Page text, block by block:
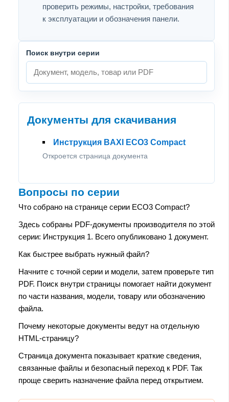
проверить режимы, настройки, требования
к эксплуатации и обозначения панели.
Поиск внутри серии
Документы для скачивания
Инструкция BAXI ЕСО3 Compact
Откроется страница документа
Вопросы по серии
Что собрано на странице серии ЕСО3 Compact?
Здесь собраны PDF-документы производителя по этой
серии: Инструкция 1. Всего опубликовано 1 документ.
Как быстрее выбрать нужный файл?
Начните с точной серии и модели, затем проверьте тип
PDF. Поиск внутри страницы помогает найти документ
по части названия, модели, товару или обозначению
файла.
Почему некоторые документы ведут на отдельную
HTML-страницу?
Страница документа показывает краткие сведения,
связанные файлы и безопасный переход к PDF. Так
проще сверить назначение файла перед открытием.